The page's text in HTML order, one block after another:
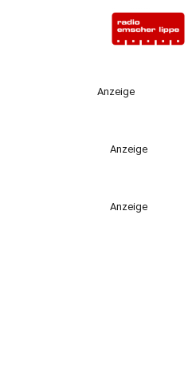
Anzeige
Anzeige
Anzeige